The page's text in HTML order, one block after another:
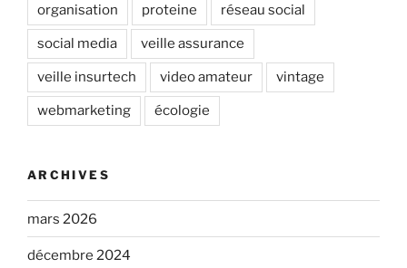
organisation proteine réseau social
social media veille assurance
veille insurtech video amateur vintage
webmarketing écologie
ARCHIVES
mars 2026
décembre 2024